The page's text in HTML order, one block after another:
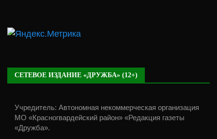
СЕТЕВОЕ ИЗДАНИЕ «ДРУЖБА» (12+)
Учредитель: Автономная некоммерческая организация
МО «Красногвардейский район» «Редакция газеты
«Дружба».